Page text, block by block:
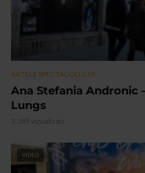
ARTELE SPECTACOLULUI
Ana Stefania Andronic
Lungs
3.285 vizualizari
VIDEO